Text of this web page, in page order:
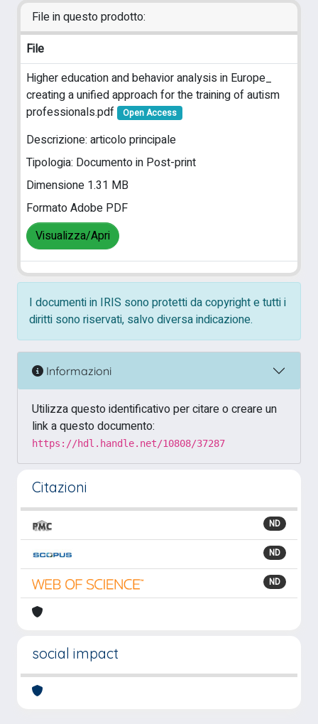
File in questo prodotto:
File
Higher education and behavior analysis in Europe_
creating a unified approach for the training of autism
professionals.pdf
Open Access
Descrizione: articolo principale
Tipologia: Documento in Post-print
Dimensione 1.31 MB
Formato Adobe PDF
Visualizza/Apri
I documenti in IRIS sono protetti da copyright e tutti i
diritti sono riservati, salvo diversa indicazione.
Informazioni
Utilizza questo identificativo per citare o creare un
link a questo documento:
https://hdl.handle.net/10808/37287
Citazioni
ND
ND
ND
social impact